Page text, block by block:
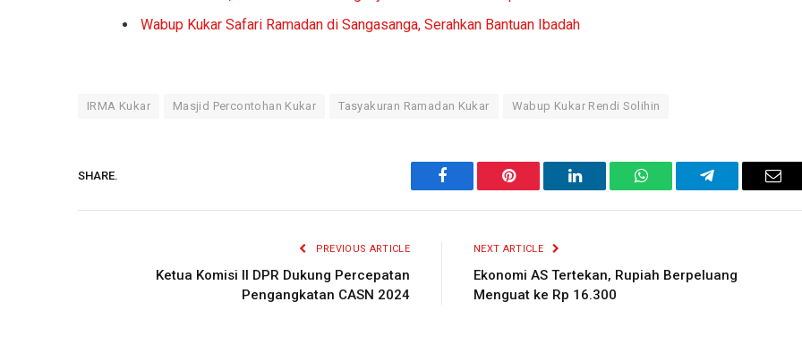
Wabup Kukar Safari Ramadan di Sangasanga, Serahkan Bantuan Ibadah
IRMA Kukar Masjid Percontohan Kukar Tasyakuran Ramadan Kukar Wabup Kukar Rendi Solihin
SHARE.
Facebook Pinterest LinkedIn WhatsAppTelegram
PREVIOUS ARTICLE
Ketua Komisi II DPR Dukung Percepatan
Pengangkatan CASN 2024
NEXT ARTICLE
Ekonomi AS Tertekan, Rupiah Berpeluang
Menguat ke Rp 16.300